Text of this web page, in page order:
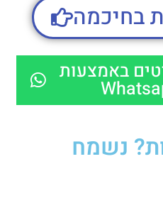
בחיכמה
באמצעות
נשמח